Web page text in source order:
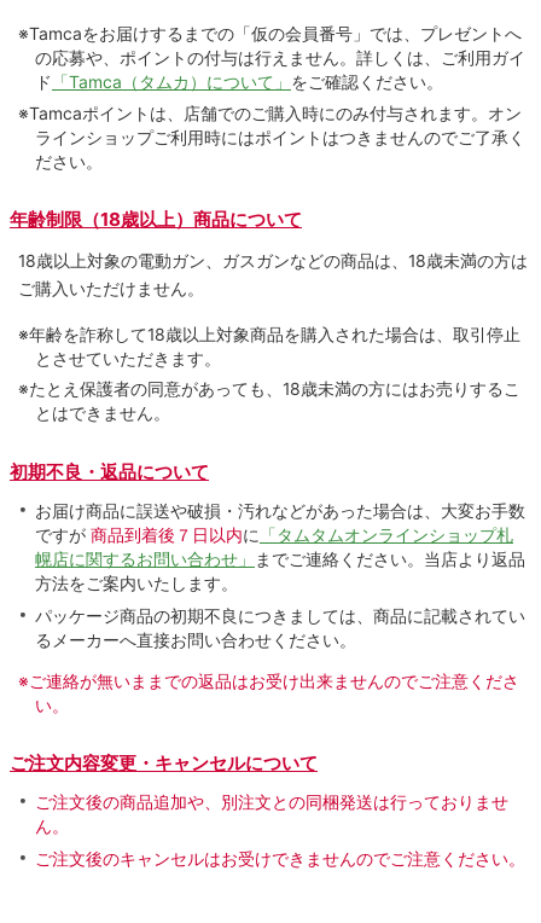
※Tamcaをお届けするまでの「仮の会員番号」では、プレゼントへ
の応募や、ポイントの付与は⾏えません。詳しくは、ご利⽤ガイ
ド 「Tamca（タムカ）について」 をご確認ください。
※Tamcaポイントは、店舗でのご購⼊時にのみ付与されます。オン
ラインショップご利用時にはポイントはつきませんのでご了承く
ださい。
年齢制限（18歳以上）商品について
18歳以上対象の電動ガン、ガスガンなどの商品は、18歳未満の方は
ご購入いただけません。
※年齢を詐称して18歳以上対象商品を購入された場合は、取引停止
とさせていただきます。
※たとえ保護者の同意があっても、18歳未満の方にはお売りするこ
とはできません。
初期不良・返品について
お届け商品に誤送や破損・汚れなどがあった場合は、大変お手数
ですが 商品到着後７日以内に 「タムタムオンラインショップ札
幌店に関するお問い合わせ」
までご連絡ください。当店より返品
方法をご案内いたします。
パッケージ商品の初期不良につきましては、商品に記載されてい
るメーカーへ直接お問い合わせください。
※ご連絡が無いままでの返品はお受け出来ませんのでご注意くださ
い。
ご注文内容変更・キャンセルについて
ご注文後の商品追加や、別注文との同梱発送は行っておりませ
ん。
ご注文後のキャンセルはお受けできませんのでご注意ください。